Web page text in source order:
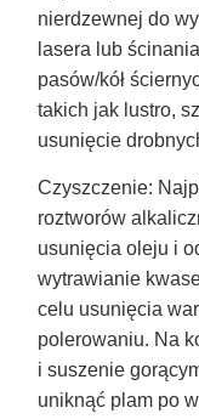
nierdzewnej do
lasera lub
pasów/kół
takich jak lustro,
usunięcie
Czyszczenie:
roztworów
usunięcia oleju i
wytrawianie
celu usunięcia
polerowaniu. Na
i suszenie
uniknąć plam po